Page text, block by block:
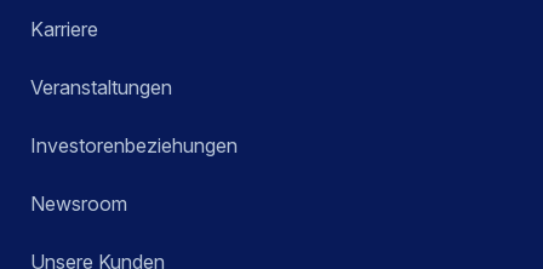
Karriere
Veranstaltungen
Investorenbeziehungen
Newsroom
Unsere Kunden